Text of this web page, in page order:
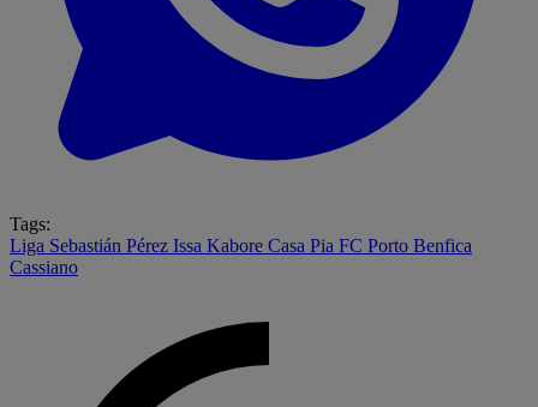
Tags:
Liga Sebastián Pérez Issa Kabore Casa Pia FC Porto Benfica
Cassiano